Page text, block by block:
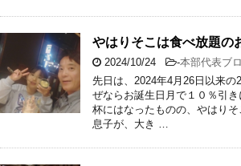
やはりそこは食べ放題の
2024/10/24 -本部代表ブ
先日は、2024年4月26日以来
ぜならお誕生日月で１０％引
杯にはなったものの、やはり
息子が、大き …